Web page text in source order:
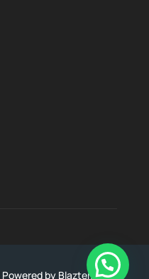
Powered by Blazter.nl